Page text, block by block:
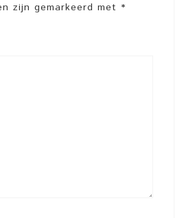
zijn gemarkeerd met *